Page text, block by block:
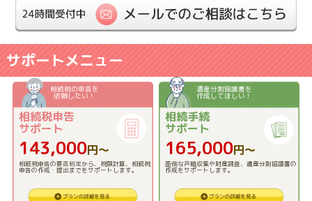
サポートメニュー
相続税の申告を
依頼したい！
相続税申告
サポート
143,000円〜
相続税申告の要否判定から、税額計算、相続税
申告の作成・提出までをサポートします。
遺産分割協議書を
作成してほしい！
相続手続
サポート
165,000円〜
面倒な戸籍収集や財産調査、遺産分割協議書の
作成をサポートします。